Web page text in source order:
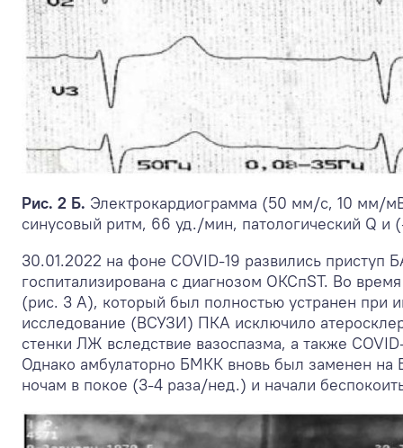
Рис. 2 Б. Электрокардиограмма (50 мм/с, 10 мм/
синусовый ритм, 66 уд./мин, патологический Q и
30.01.2022 на фоне COVID-19 развились
госпитализирована с диагнозом ОКСпST. Во
(рис. 3 А), который был полностью устранен при
исследование (ВСУЗИ) ПКА исключило
стенки ЛЖ вследствие вазоспазма, а также
Однако амбулаторно БМКК вновь был заменен на
ночам в покое (3-4 раза/нед.) и начали